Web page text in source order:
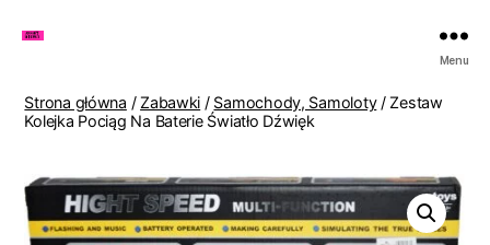
Lenki
Menu
Strona główna /Zabawki / Samochody, Samoloty/ Zestaw
Kolejka Pociąg Na Baterie Światło Dźwięk